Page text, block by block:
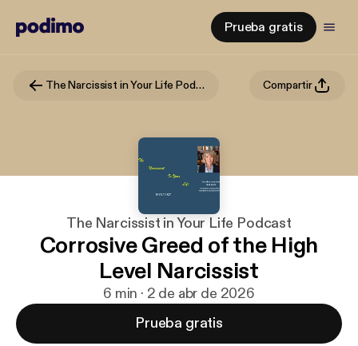
Prueba gratis
The Narcissist in Your Life Podcast Compartir
The Narcissist in Your Life Podcast
Corrosive Greed of the High
Level Narcissist
6 min · 2 de abr de 2026
Prueba gratis